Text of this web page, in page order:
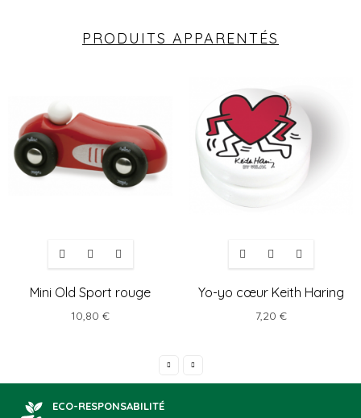
PRODUITS APPARENTÉS
Mini Old Sport rouge
10,80 €
Yo-yo cœur Keith Haring
7,20 €
ECO-RESPONSABILITÉ